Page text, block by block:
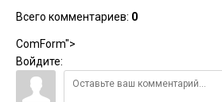
Всего комментариев: 0
ComForm">
Войдите: